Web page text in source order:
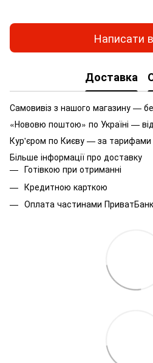
Написати
Доставка
Самовивіз з нашого магазину —
«Нововю поштою» по Україні —
Кур'єром по Києву — за тарифами
Більше інформації про доставку
Готівкою при отриманні
Кредитною карткою
Оплата частинами